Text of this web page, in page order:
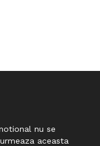
nu se
aceasta